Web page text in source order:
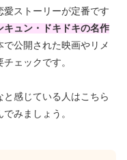
ストーリーが定番です
キュン・ドキドキの名作
公開された映画やリメ
ェックです。
感じている人はこちら
みましょう。